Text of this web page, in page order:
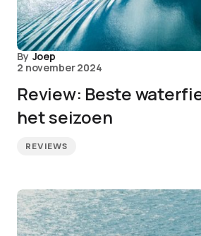
By Joep
2 november 2024
Review: Beste
het seizoen
REVIEWS